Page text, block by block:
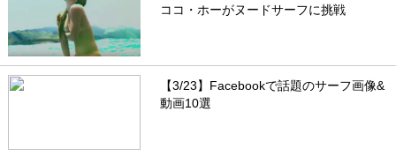
ココ・ホーがヌードサーフに挑戦
【3/23】Facebookで話題のサーフ画像&
動画10選